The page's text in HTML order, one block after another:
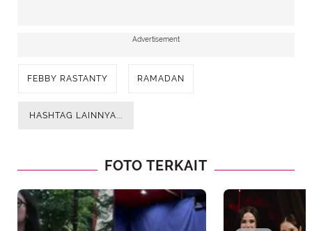
Advertisement
FEBBY RASTANTY RAMADAN
HASHTAG LAINNYA...
FOTO TERKAIT